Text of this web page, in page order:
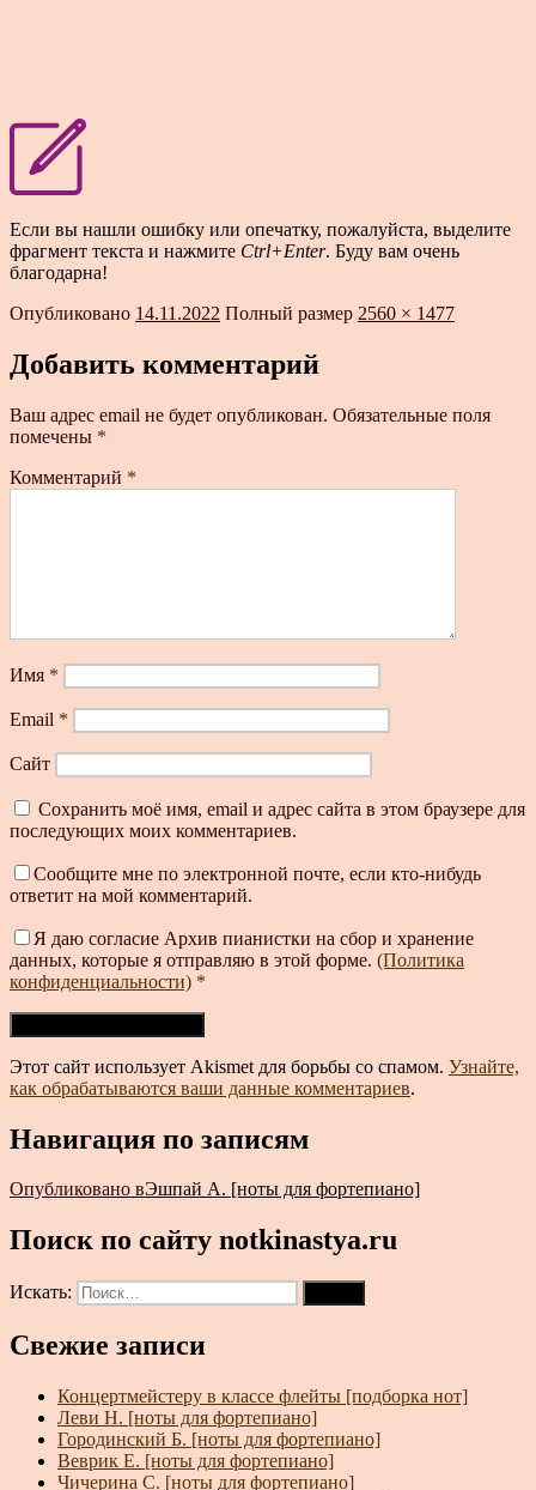
Если вы нашли ошибку или опечатку, пожалуйста, выделите
фрагмент текста и нажмите Ctrl+Enter. Буду вам очень
благодарна!
Опубликовано 14.11.2022 Полный размер 2560 × 1477
Добавить комментарий
Ваш адрес email не будет опубликован. Обязательные поля
помечены *
Комментарий *
Имя *
Email *
Сайт
Сохранить моё имя, email и адрес сайта в этом браузере для
последующих моих комментариев.
Сообщите мне по электронной почте, если кто-нибудь
ответит на мой комментарий.
Я даю согласие Архив пианистки на сбор и хранение
данных, которые я отправляю в этой форме. (Политика
конфиденциальности) *
Этот сайт использует Akismet для борьбы со спамом. Узнайте,
как обрабатываются ваши данные комментариев.
Навигация по записям
Опубликовано вЭшпай А. [ноты для фортепиано]
Поиск по сайту notkinastya.ru
Искать:
Свежие записи
Концертмейстеру в классе флейты [подборка нот]
Леви Н. [ноты для фортепиано]
Городинский Б. [ноты для фортепиано]
Веврик Е. [ноты для фортепиано]
Чичерина С. [ноты для фортепиано]